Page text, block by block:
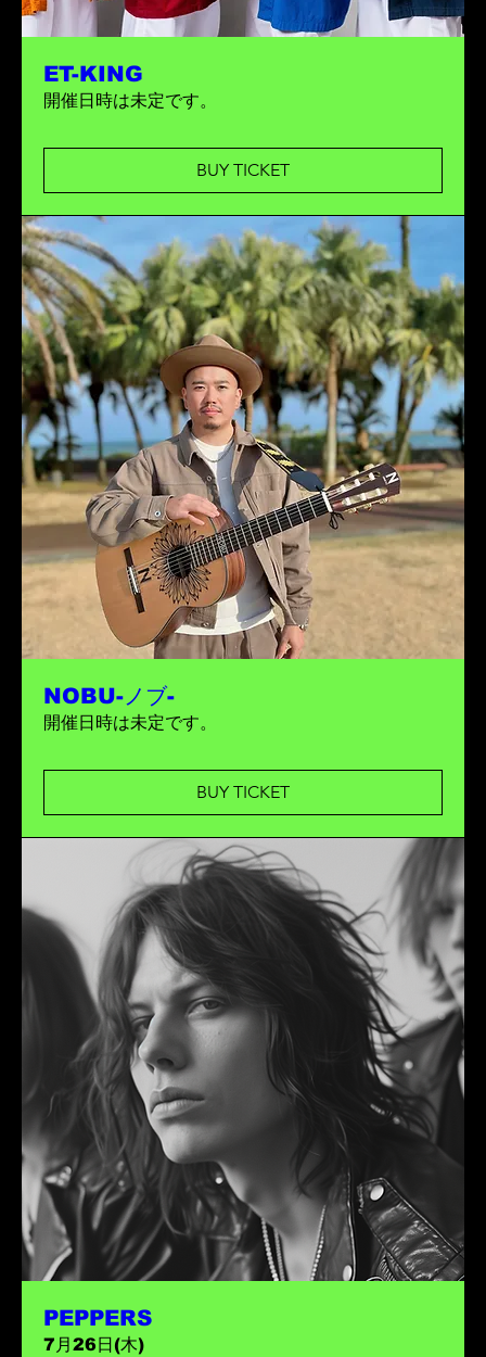
ET-KING
開催日時は未定です。
BUY TICKET
NOBU-ノブ-
開催日時は未定です。
BUY TICKET
PEPPERS
7月26日(木)